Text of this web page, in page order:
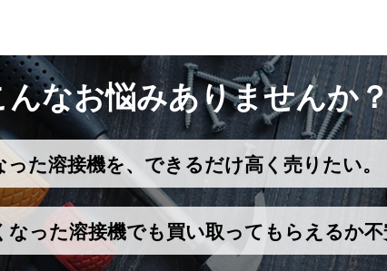
んなお悩みありませんか
た溶接機を、できるだけ高く売りたい。
った溶接機でも買い取ってもらえるか